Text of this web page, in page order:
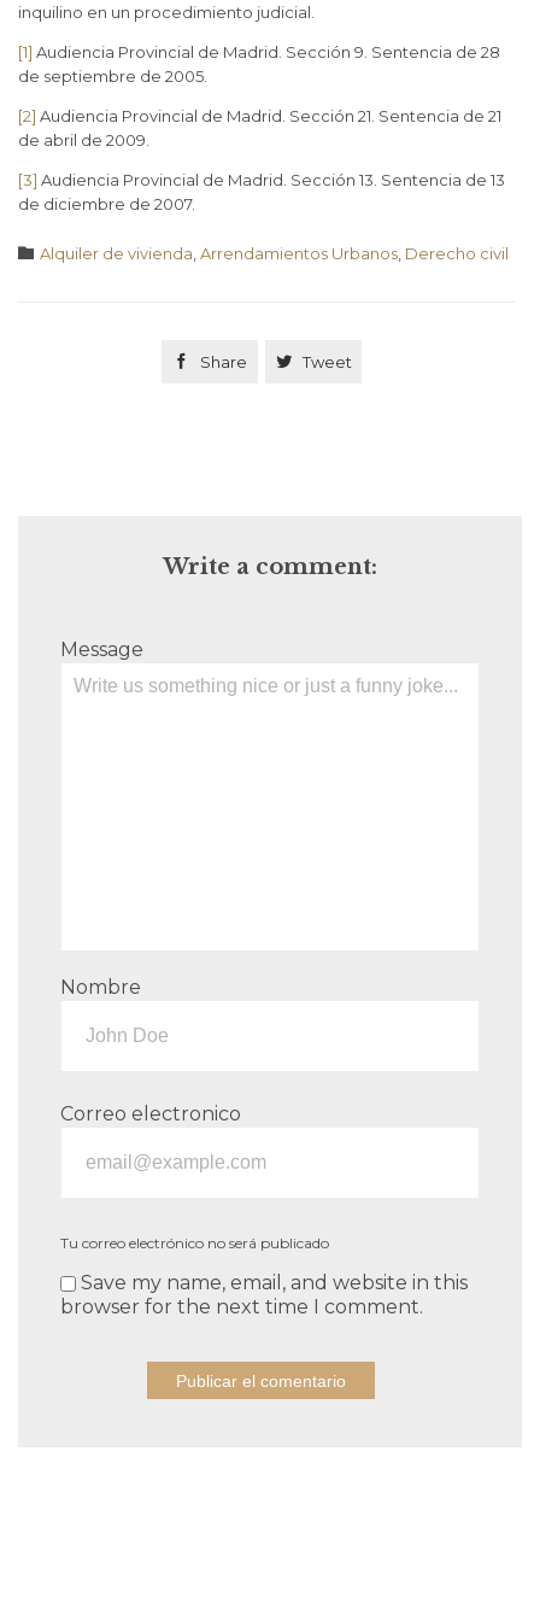
inquilino en un procedimiento judicial.
[1] Audiencia Provincial de Madrid. Sección 9. Sentencia de 28
de septiembre de 2005.
[2] Audiencia Provincial de Madrid. Sección 21. Sentencia de 21
de abril de 2009.
[3] Audiencia Provincial de Madrid. Sección 13. Sentencia de 13
de diciembre de 2007.
 Category
Alquiler de vivienda Arrendamientos Urbanos Derecho civil
 Share  Tweet
Write a comment:
Message
Nombre
Correo electronico
Tu correo electrónico no será publicado
Save my name, email, and website in this
browser for the next time I comment.